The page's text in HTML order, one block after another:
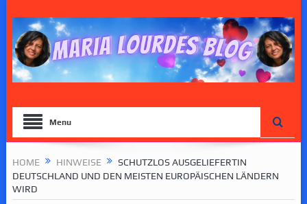
Menu
HOME HINWEISE
SCHUTZLOS AUSGELIEFERTIN
DEUTSCHLAND UND DEN MEISTEN EUROPÄISCHEN LÄNDERN
WIRD